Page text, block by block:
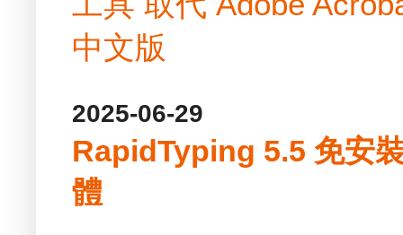
中文版
2025-06-29
RapidTyping 5.5 免安
體